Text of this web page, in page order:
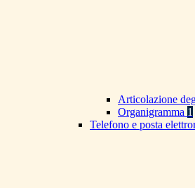
Articolazione
Organigramma 1
Telefono e posta